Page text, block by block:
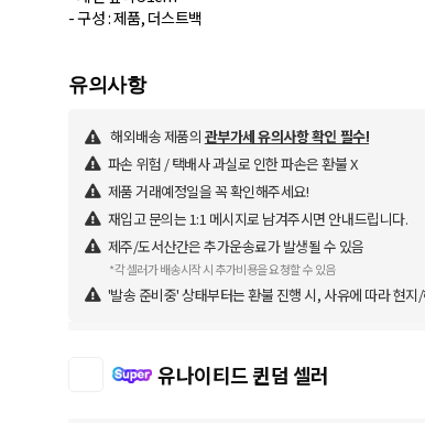
- 구성 : 제품, 더스트백
유의사항
해외배송 제품의 관부가세 유의사항 확인 필수!
파손 위험 / 택배사 과실로 인한 파손은 환불 X
제품 거래예정일을 꼭 확인해주세요!
재입고 문의는 1:1 메시지로 남겨주시면 안내드립니다.
제주/도서산간은 추가운송료가 발생될 수 있음
*각 셀러가 배송시작 시 추가비용을 요청할 수 있음
'발송 준비중' 상태부터는 환불 진행 시, 사유에 따라 현
유나이티드 퀸덤 셀러